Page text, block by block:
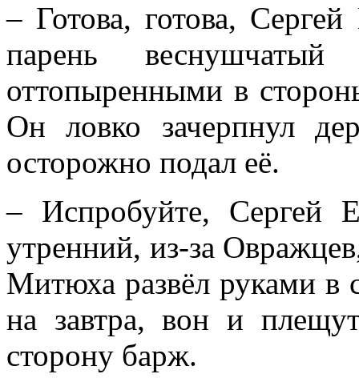
– Готова, готова,
парень
оттопыренными в
Он ловко зачерпнул
осторожно подал её.
– Испробуйте, Сергей
утренний, из-за
Митюха развёл руками в
на завтра, вон и
сторону барж.